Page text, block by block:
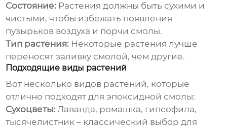
Состояние: Растения должны быть сухими и
чистыми, чтобы избежать появления
пузырьков воздуха и порчи смолы.
Тип растения: Некоторые растения лучше
переносят заливку смолой, чем другие.
Подходящие виды растений
Вот несколько видов растений, которые
отлично подходят для эпоксидной смолы:
Сухоцветы: Лаванда, ромашка, гипсофила,
тысячелистник – классический выбор для